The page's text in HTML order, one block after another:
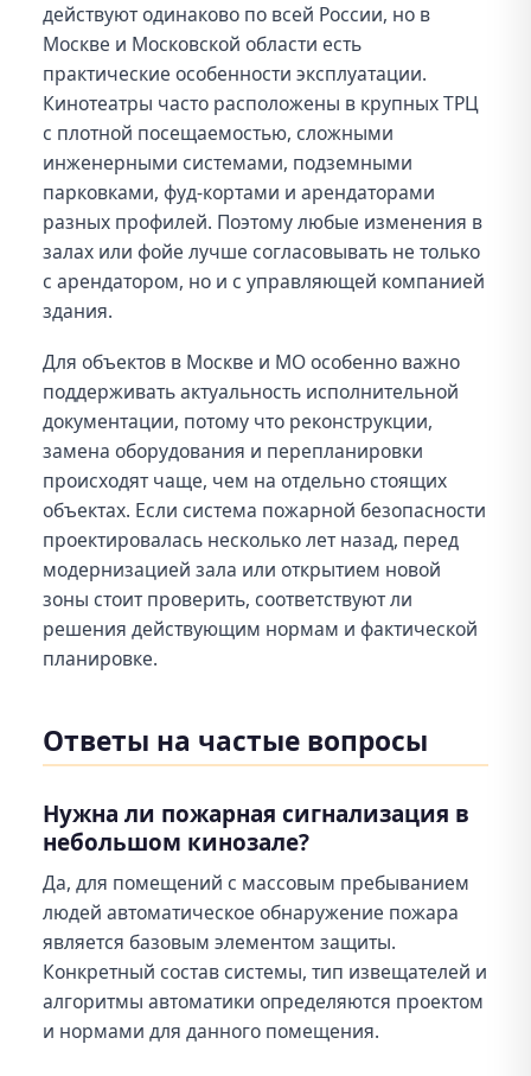
действуют одинаково по всей России, но в
Москве и Московской области есть
практические особенности эксплуатации.
Кинотеатры часто расположены в крупных ТРЦ
с плотной посещаемостью, сложными
инженерными системами, подземными
парковками, фуд-кортами и арендаторами
разных профилей. Поэтому любые изменения в
залах или фойе лучше согласовывать не только
с арендатором, но и с управляющей компанией
здания.
Для объектов в Москве и МО особенно важно
поддерживать актуальность исполнительной
документации, потому что реконструкции,
замена оборудования и перепланировки
происходят чаще, чем на отдельно стоящих
объектах. Если система пожарной безопасности
проектировалась несколько лет назад, перед
модернизацией зала или открытием новой
зоны стоит проверить, соответствуют ли
решения действующим нормам и фактической
планировке.
Ответы на частые вопросы
Нужна ли пожарная сигнализация в
небольшом кинозале?
Да, для помещений с массовым пребыванием
людей автоматическое обнаружение пожара
является базовым элементом защиты.
Конкретный состав системы, тип извещателей и
алгоритмы автоматики определяются проектом
и нормами для данного помещения.